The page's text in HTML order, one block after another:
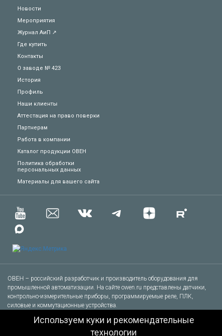
Новости
Мероприятия
Журнал АиП ↗
Где купить
Контакты
О заводе № 423
История
Профиль
Наши клиенты
Аттестация на право поверки
Партнерам
Работа в компании
Каталог продукции ОВЕН
Политика обработки
персональных данных
Материалы для вашего сайта
ОВЕН – российский разработчик и производитель оборудования для
промышленной автоматизации. На сайте owen.ru представлены датчики,
контрольно-измерительные приборы, программируемые реле, ПЛК,
силовые и коммутационные устройства.
Тел.: +7 (495) 727-30-16
Используем куки и рекомендательные
технологии
Сказать спасибо
Другое